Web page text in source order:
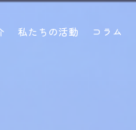
私たちの活動 コラム